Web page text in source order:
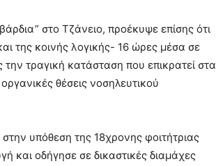
στο Τζάνειο, προέκυψε επίσης ότι
της κοινής λογικής- 16 ώρες μέσα σε
τραγική κατάσταση που επικρατεί στα
θέσεις νοσηλευτικού
υπόθεση της 18χρονης φοιτήτριας
και οδήγησε σε δικαστικές διαμάχες